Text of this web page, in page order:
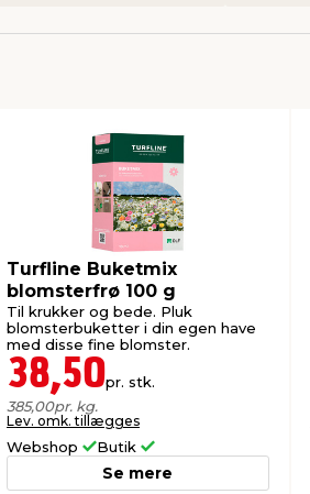
Turfline Buketmix
blomsterfrø 100 g
Til krukker og bede. Pluk
blomsterbuketter i din egen have
med disse fine blomster.
38,50pr. stk.
385,00pr. kg.
Lev. omk. tillægges
Webshop Butik
Se mere